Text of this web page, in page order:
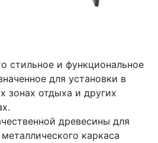
стильное и функциональное
для установки в
зонах отдыха и других
древесины для
каркаса